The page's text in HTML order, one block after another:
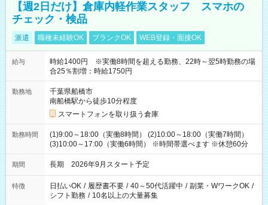
【週2日だけ】倉庫内軽作業スタッフ スマホの
チェック・検品
派遣 職種未経験OK ブランクOK WEB登録・面接OK
給与
時給1400円 ※実働8時間を超える勤務、22時～翌5時勤務の場
合25％割増：時給1750円
勤務地
千葉県船橋市
南船橋駅から徒歩10分程度
スマートフォンを取り扱う倉庫
勤務時間
(1)9:00～18:00（実働8時間） (2)10:00～18:00（実働7時間）
(3)10:00～17:00（実働6時間） ※時間帯選べます ※休憩60分
期間 長期 2026年9月スタート予定
特徴 日払いOK / 履歴書不要 / 40～50代活躍中 / 副業・WワークOK /
シフト勤務 / 10名以上の大量募集